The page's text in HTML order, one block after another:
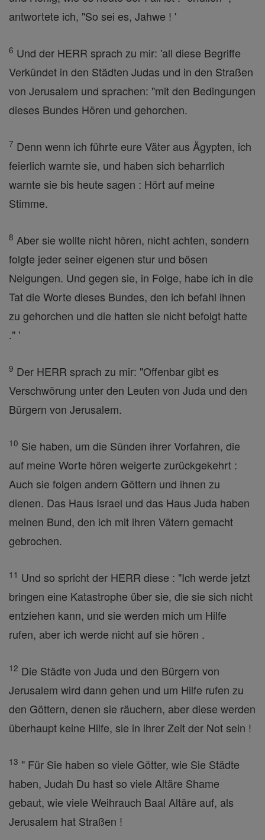
antwortete ich, "So sei es, Jahwe ! '
6 Und der HERR sprach zu mir: 'all diese Begriffe
Verkündet in den Städten Judas und in den Straßen
von Jerusalem und sprachen: "mit den Bedingungen
dieses Bundes Hören und gehorchen.
7 Denn wenn ich führte eure Väter aus Ägypten, ich
feierlich warnte sie, und haben sich beharrlich
warnte sie bis heute sagen : Hört auf meine
Stimme.
8 Aber sie wollte nicht hören, nicht achten, sondern
folgte jeder seiner eigenen stur und bösen
Neigungen. Und gegen sie, in Folge, habe ich in die
Tat die Worte dieses Bundes, den ich befahl ihnen
zu gehorchen und die hatten sie nicht befolgt hatte
." '
9 Der HERR sprach zu mir: "Offenbar gibt es
Verschwörung unter den Leuten von Juda und den
Bürgern von Jerusalem.
10 Sie haben, um die Sünden ihrer Vorfahren, die
auf meine Worte hören weigerte zurückgekehrt :
Auch sie folgen andern Göttern und ihnen zu
dienen. Das Haus Israel und das Haus Juda haben
meinen Bund, den ich mit ihren Vätern gemacht
gebrochen.
11 Und so spricht der HERR diese : "Ich werde jetzt
bringen eine Katastrophe über sie, die sie sich nicht
entziehen kann, und sie werden mich um Hilfe
rufen, aber ich werde nicht auf sie hören .
12 Die Städte von Juda und den Bürgern von
Jerusalem wird dann gehen und um Hilfe rufen zu
den Göttern, denen sie räuchern, aber diese werden
überhaupt keine Hilfe, sie in ihrer Zeit der Not sein !
13 " Für Sie haben so viele Götter, wie Sie Städte
haben, Judah Du hast so viele Altäre Shame
gebaut, wie viele Weihrauch Baal Altäre auf, als
Jerusalem hat Straßen !